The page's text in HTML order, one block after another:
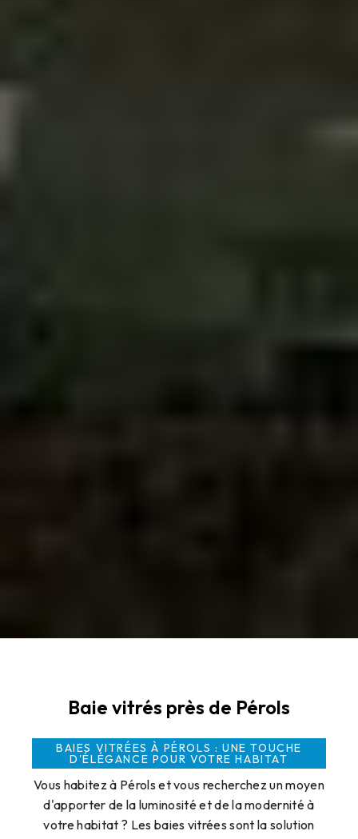
Baie vitrés près de Pérols
BAIES VITRÉES À PÉROLS : UNE TOUCHE
D'ÉLÉGANCE POUR VOTRE HABITAT
Vous habitez à Pérols et vous recherchez un moyen
d'apporter de la luminosité et de la modernité à
votre habitat ? Les baies vitrées sont la solution